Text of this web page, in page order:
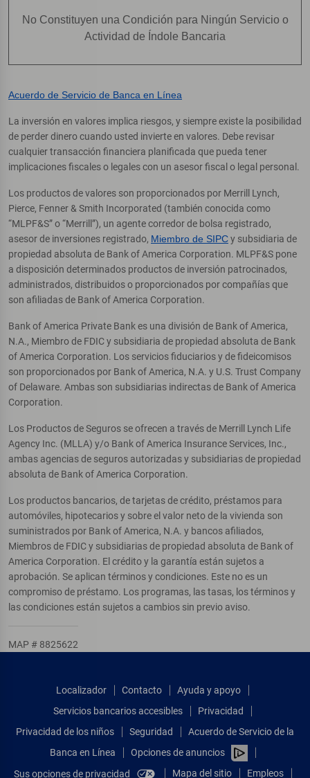
No Constituyen una Condición para Ningún Servicio o
Actividad de Índole Bancaria
Acuerdo de Servicio de Banca en Línea
La inversión en valores implica riesgos, y siempre existe la posibilidad
de perder dinero cuando usted invierte en valores. Debe revisar
cualquier transacción financiera planificada que pueda tener
implicaciones fiscales o legales con un asesor fiscal o legal personal.
Los productos de valores son proporcionados por Merrill Lynch,
Pierce, Fenner & Smith Incorporated (también conocida como
“MLPF&S” o “Merrill”), un agente corredor de bolsa registrado,
asesor de inversiones registrado, Miembro de SIPCy subsidiaria de
propiedad absoluta de Bank of America Corporation. MLPF&S pone
a disposición determinados productos de inversión patrocinados,
administrados, distribuidos o proporcionados por compañías que
son afiliadas de Bank of America Corporation.
Bank of America Private Bank es una división de Bank of America,
N.A., Miembro de FDIC y subsidiaria de propiedad absoluta de Bank
of America Corporation. Los servicios fiduciarios y de fideicomisos
son proporcionados por Bank of America, N.A. y U.S. Trust Company
of Delaware. Ambas son subsidiarias indirectas de Bank of America
Corporation.
Los Productos de Seguros se ofrecen a través de Merrill Lynch Life
Agency Inc. (MLLA) y/o Bank of America Insurance Services, Inc.,
ambas agencias de seguros autorizadas y subsidiarias de propiedad
absoluta de Bank of America Corporation.
Los productos bancarios, de tarjetas de crédito, préstamos para
automóviles, hipotecarios y sobre el valor neto de la vivienda son
suministrados por Bank of America, N.A. y bancos afiliados,
Miembros de FDIC y subsidiarias de propiedad absoluta de Bank of
America Corporation. El crédito y la garantía están sujetos a
aprobación. Se aplican términos y condiciones. Este no es un
compromiso de préstamo. Los programas, las tasas, los términos y
las condiciones están sujetos a cambios sin previo aviso.
MAP # 8825622
Localizador Contacto
Ayuda y apoyo
Servicios bancarios accesibles
Privacidad
Privacidad de los niños
Seguridad
Acuerdo de Servicio de la
Banca en Línea
Opciones de anuncios
Sus opciones de privacidad
Mapa del sitio Empleos